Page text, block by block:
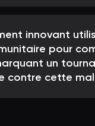
innovant
pour
un
contre cette